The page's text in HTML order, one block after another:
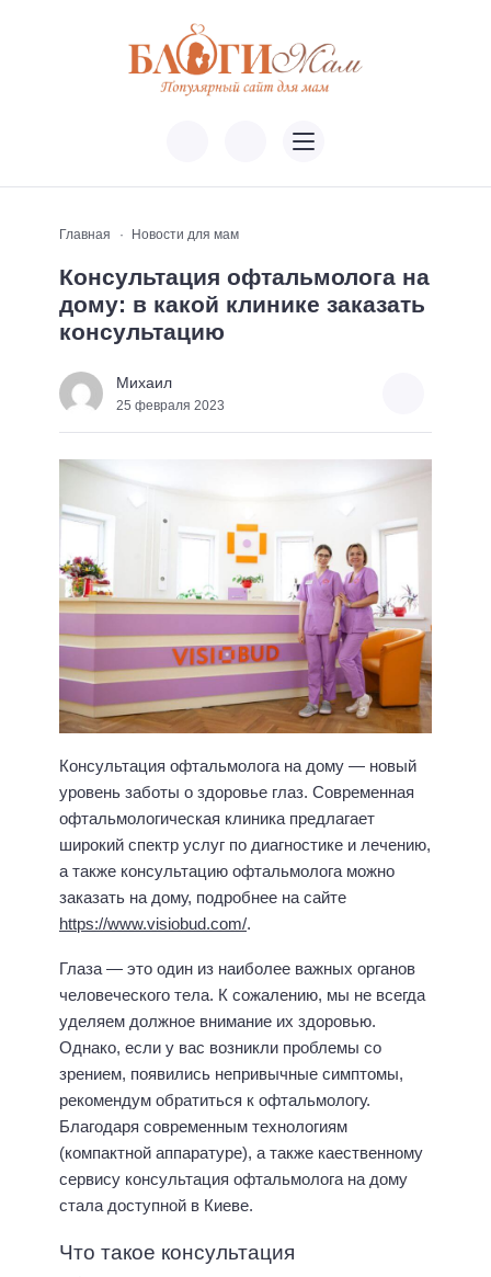
Главная Новости для мам
Консультация офтальмолога на
дому: в какой клинике заказать
консультацию
Михаил
25 февраля 2023
Консультация офтальмолога на дому — новый
уровень заботы о здоровье глаз. Современная
офтальмологическая клиника предлагает
широкий спектр услуг по диагностике и лечению,
а также консультацию офтальмолога можно
заказать на дому, подробнее на сайте
https://www.visiobud.com/.
Глаза — это один из наиболее важных органов
человеческого тела. К сожалению, мы не всегда
уделяем должное внимание их здоровью.
Однако, если у вас возникли проблемы со
зрением, появились непривычные симптомы,
рекомендум обратиться к офтальмологу.
Благодаря современным технологиям
(компактной аппаратуре), а также каественному
сервису консультация офтальмолога на дому
стала доступной в Киеве.
Что такое консультация